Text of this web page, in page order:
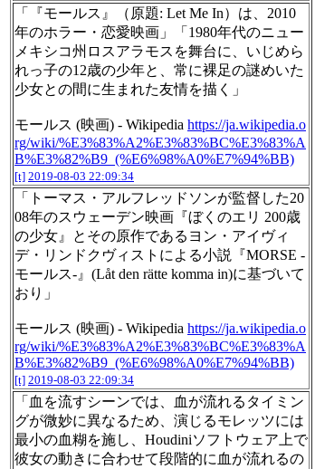
「『モールス』（原題: Let Me In）は、2010
年のホラー・恋愛映画」「1980年代のニュー
メキシコ州ロスアラモスを舞台に、いじめら
れっ子の12歳の少年と、常に裸足の謎めいた
少女との間に生まれた友情を描く」
モールス (映画) - Wikipedia https://ja.wikipedia.o
rg/wiki/%E3%83%A2%E3%83%BC%E3%83%A
B%E3%82%B9_(%E6%98%A0%E7%94%BB)
[t] 2019-08-03 22:09:34
「トーマス・アルフレッドソンが監督した20
08年のスウェーデン映画『ぼくのエリ 200歳
の少女』とその原作であるヨン・アイヴィ
デ・リンドクヴィストによる小説『MORSE -
モールス-』(Låt den rätte komma in)に基づいて
おり」
モールス (映画) - Wikipedia https://ja.wikipedia.o
rg/wiki/%E3%83%A2%E3%83%BC%E3%83%A
B%E3%82%B9_(%E6%98%A0%E7%94%BB)
[t] 2019-08-03 22:09:34
「血を流すシーンでは、血が流れるタイミン
グが微妙に異なるため、演じるモレッツには
最小の血糊を施し、Houdiniソフトウェア上で
彼女の動きに合わせて段階的に血が流れるの